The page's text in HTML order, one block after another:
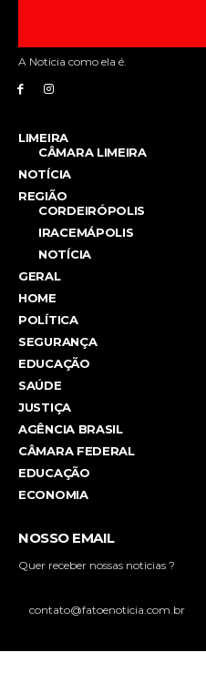
A Noticia como ela é.
LIMEIRA
CÂMARA LIMEIRA
NOTÍCIA
REGIÃO
CORDEIRÓPOLIS
IRACEMÁPOLIS
NOTÍCIA
GERAL
HOME
POLÍTICA
SEGURANÇA
EDUCAÇÃO
SAÚDE
JUSTIÇA
AGÊNCIA BRASIL
CÂMARA FEDERAL
EDUCAÇÃO
ECONOMIA
NOSSO EMAIL
Quer receber nossas noticias ?